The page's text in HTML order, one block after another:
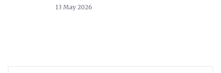
13 May 2026